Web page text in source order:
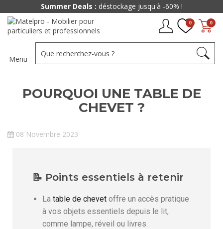
0
0
Menu
POURQUOI UNE TABLE DE
CHEVET ?
08 Novembre 2023
📝 Points essentiels à retenir
La table de chevet offre un accès pratique
à vos objets essentiels depuis le lit,
comme lampe, réveil ou livres.
Summer Deals : déstockage jusqu'à -60% !